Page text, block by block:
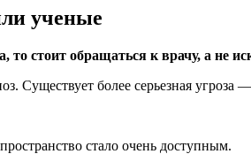
ученые
стоит обращаться к врачу, а не
Существует более серьезная угроза
стало очень доступным.